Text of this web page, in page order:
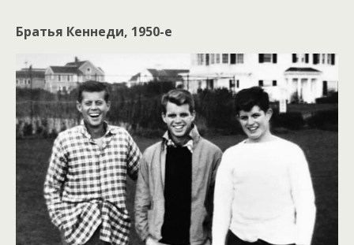
Братья Кеннеди, 1950-е